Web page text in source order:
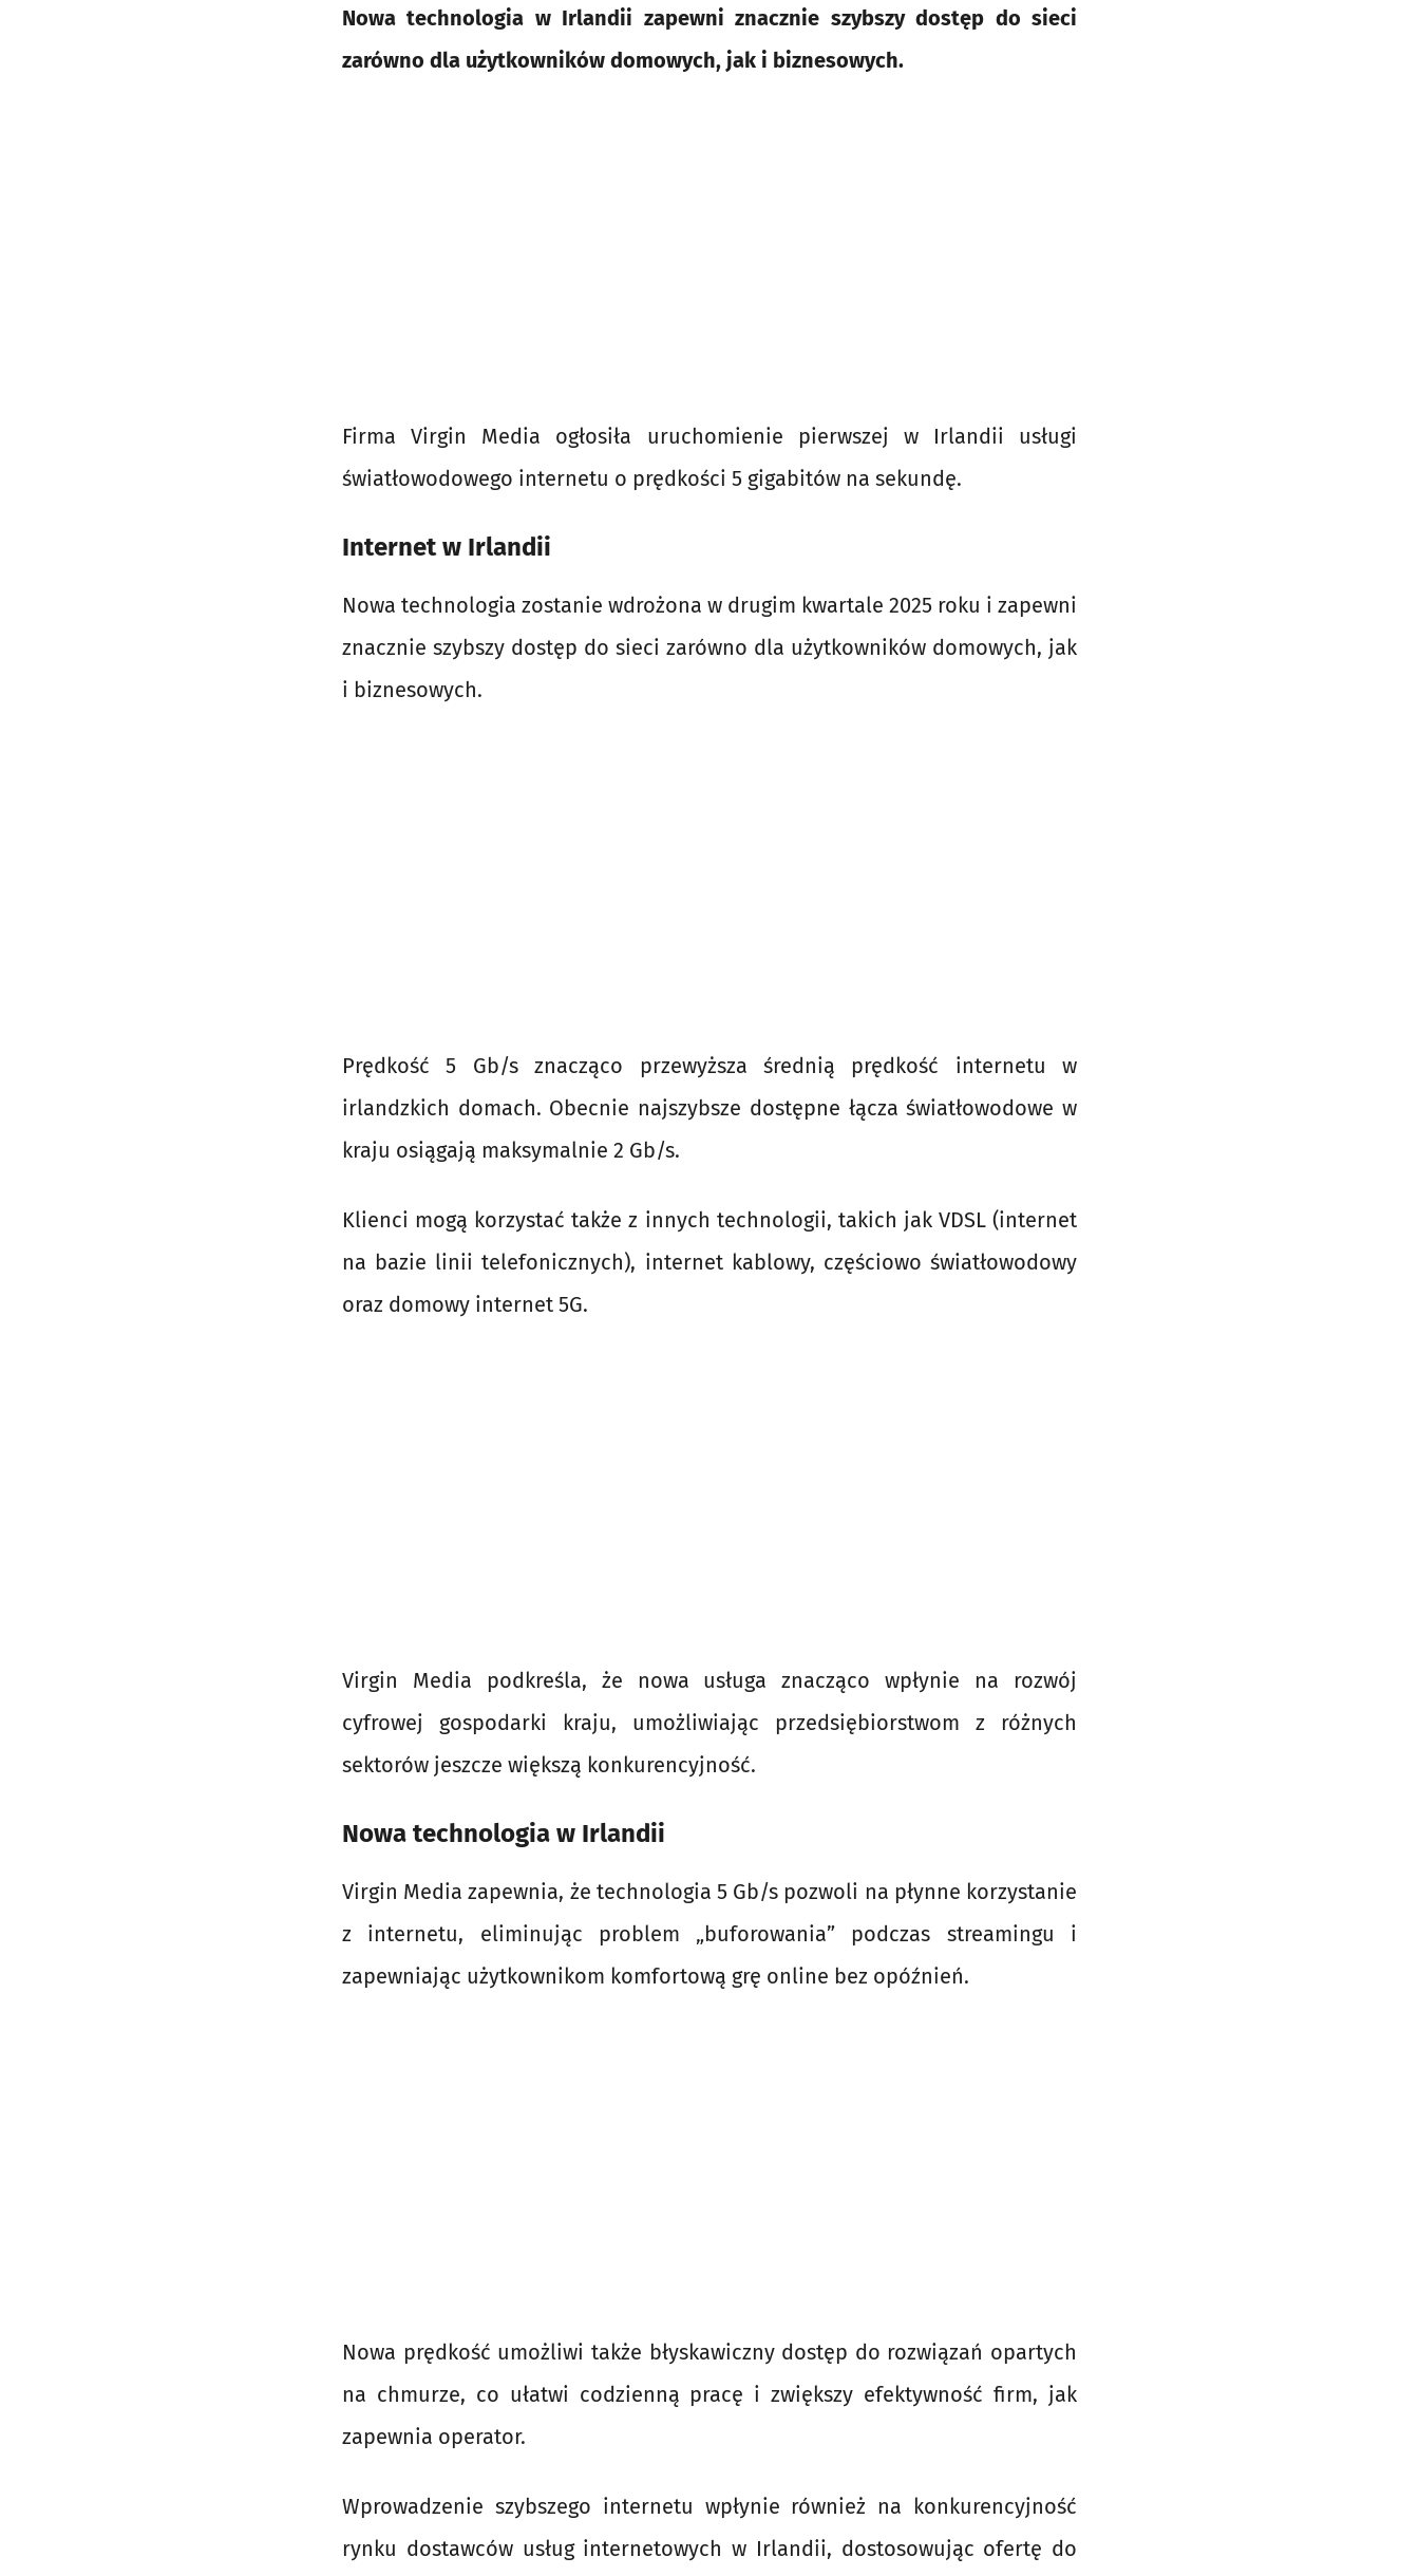
Nowa technologia w Irlandii zapewni znacznie szybszy dostęp do sieci
zarówno dla użytkowników domowych, jak i biznesowych.
Firma Virgin Media ogłosiła uruchomienie pierwszej w Irlandii usługi
światłowodowego internetu o prędkości 5 gigabitów na sekundę.
Internet w Irlandii
Nowa technologia zostanie wdrożona w drugim kwartale 2025 roku i zapewni
znacznie szybszy dostęp do sieci zarówno dla użytkowników domowych, jak
i biznesowych.
Prędkość 5 Gb/s znacząco przewyższa średnią prędkość internetu w
irlandzkich domach. Obecnie najszybsze dostępne łącza światłowodowe w
kraju osiągają maksymalnie 2 Gb/s.
Klienci mogą korzystać także z innych technologii, takich jak VDSL (internet
na bazie linii telefonicznych), internet kablowy, częściowo światłowodowy
oraz domowy internet 5G.
Virgin Media podkreśla, że nowa usługa znacząco wpłynie na rozwój
cyfrowej gospodarki kraju, umożliwiając przedsiębiorstwom z różnych
sektorów jeszcze większą konkurencyjność.
Nowa technologia w Irlandii
Virgin Media zapewnia, że technologia 5 Gb/s pozwoli na płynne korzystanie
z internetu, eliminując problem „buforowania” podczas streamingu i
zapewniając użytkownikom komfortową grę online bez opóźnień.
Nowa prędkość umożliwi także błyskawiczny dostęp do rozwiązań opartych
na chmurze, co ułatwi codzienną pracę i zwiększy efektywność firm, jak
zapewnia operator.
Wprowadzenie szybszego internetu wpłynie również na konkurencyjność
rynku dostawców usług internetowych w Irlandii, dostosowując ofertę do